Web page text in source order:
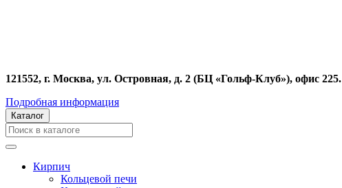
121552, г. Москва, ул. Островная, д. 2 (БЦ «Гольф-Клуб»), офис 225.
Подробная информация
Каталог
Кирпич
Кольцевой печи